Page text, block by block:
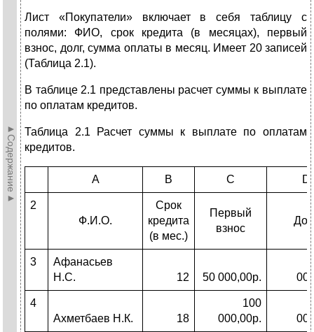
►Содержание►
Лист «Покупатели» включает в себя таблицу с
полями: ФИО, срок кредита (в месяцах), первый
взнос, долг, сумма оплаты в месяц. Имеет 20 записей
(Таблица 2.1).
В таблице 2.1 представлены расчет суммы к выплате
по оплатам кредитов.
Таблица 2.1 Расчет суммы к выплате по оплатам
кредитов.
A B C D
2
Ф.И.О.
Срок
кредита
(в мес.)
Первый
взнос
3
Афанасьев
Н.С.
12 50 000,00р.
4
Ахметбаев Н.К.
18
100
000,00р.